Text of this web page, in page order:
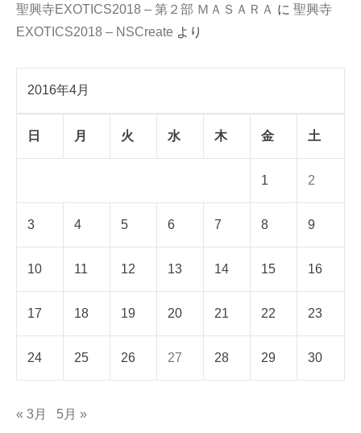
聖興寺EXOTICS2018 – 第２部 ＭＡＳＡＲＡ に 聖興寺
EXOTICS2018 – NSCreate より
2016年4月
日 月 火 水 木 金 土
1 2
3 4 5 6 7 8 9
10 11 12 13 14 15 16
17 18 19 20 21 22 23
24 25 26 27 28 29 30
« 3月 5月 »